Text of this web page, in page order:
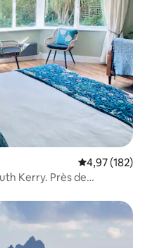
Note
4,97 (182)
Kerry. Près de
les plus aimés